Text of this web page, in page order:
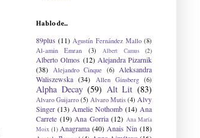
Hablo de...
89plus (11) Agustín Fernández Mallo (8)
Al-amin Emran
(3) Albert Camus (2)
Alberto Olmos (12) Alejandra Pizarnik
(38)
Alejandro Cinque (6)
Aleksandra
Waliszewska (34) Allen Ginsberg (6)
Alpha Decay (59) Alt Lit (83)
Alvaro Guijarro (5) Alvaro Mutis (4) Alvy
Singer (13) Amelie Nothomb (14) Ana
Carrete (19) Ana Gorria (12) Ana María
Moix (1) Anagrama (40) Anais Nin (18)